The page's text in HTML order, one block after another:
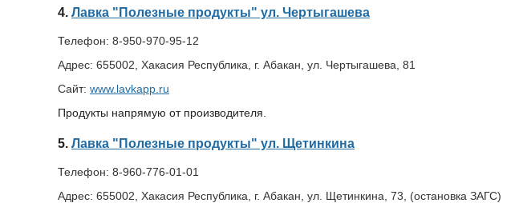
4. Лавка "Полезные продукты" ул. Чертыгашева
Телефон: 8-950-970-95-12
Адрес: 655002, Хакасия Республика, г. Абакан, ул. Чертыгашева, 81
Сайт: www.lavkapp.ru
Продукты напрямую от производителя.
5. Лавка "Полезные продукты" ул. Щетинкина
Телефон: 8-960-776-01-01
Адрес: 655002, Хакасия Республика, г. Абакан, ул. Щетинкина, 73, (остановка ЗАГС)